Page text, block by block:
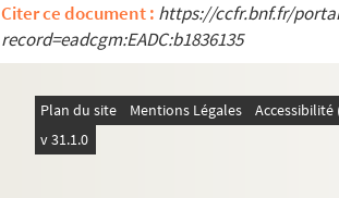
Citer ce document : https://ccfr.bnf.fr/
record=eadcgm:EADC:b1836135
Plan du site Mentions Légales
v 31.1.0